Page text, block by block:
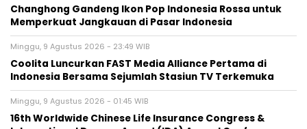
Changhong Gandeng Ikon Pop Indonesia Rossa untuk
Memperkuat Jangkauan di Pasar Indonesia
Minggu, 9 Agustus 2026 - 23:49 WIB
Coolita Luncurkan FAST Media Alliance Pertama di
Indonesia Bersama Sejumlah Stasiun TV Terkemuka
Minggu, 9 Agustus 2026 - 01:45 WIB
16th Worldwide Chinese Life Insurance Congress &